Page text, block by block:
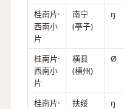
桂南片·
西南小
片
南宁
(亭子)
ŋ
桂南片·
西南小
片
横县
(横州)
Ø
桂南片·
扶绥
ŋ